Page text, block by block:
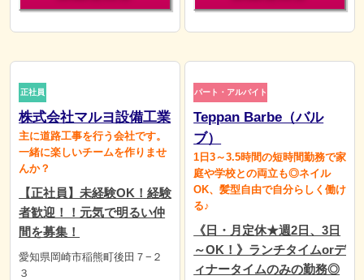
正社員
株式会社マルヨ設備工業
主に道路工事を行う会社です。
一緒に楽しいチームを作りませ
んか？
【正社員】未経験OK！経験
者歓迎！！元気で明るい仲
間を募集！
愛知県岡崎市稲熊町後田７−２
３
パート・アルバイト
Teppan Barbe（バル
ブ）
1日3～3.5時間の短時間勤務で家
庭や学校との両立も◎ネイル
OK、髪型自由で自分らしく働け
る♪
《日・月定休★週2日、3日
～OK！》ランチタイムorデ
ィナータイムのみの勤務◎